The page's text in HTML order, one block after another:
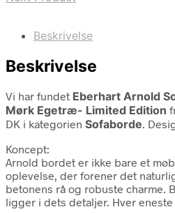
Beskrivelse
Beskrivelse
Vi har fundet Eberhart Arnold
Mørk Egetræ- Limited Edition
DK i kategorien Sofaborde.
Koncept:
Arnold bordet er ikke bare et
oplevelse, der forener det
betonens rå og robuste charme.
ligger i dets detaljer. Hver